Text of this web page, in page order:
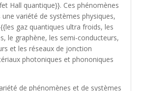
Hall quantique}}. Ces phénomènes
variété de systèmes physiques,
gaz quantiques ultra froids, les
le graphène, les semi-conducteurs,
et les réseaux de jonction
photoniques et phononiques
de phénomènes et de systèmes